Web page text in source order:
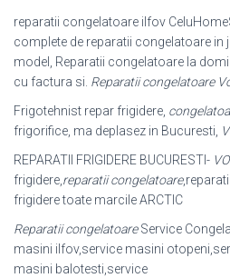
reparatii congelatoare ilfov
complete de reparatii congelatoare in
model, Reparatii congelatoare la
cu factura si. Reparatii congelatoare
Frigotehnist repar frigidere,
frigorifice, ma deplasez in Bucuresti,
REPARATII FRIGIDERE BUCURESTI-
frigidere,reparatii congelatoare
frigidere toate marcile ARCTIC
Reparatii congelatoareService
masini ilfov,service masini
masini balotesti,service